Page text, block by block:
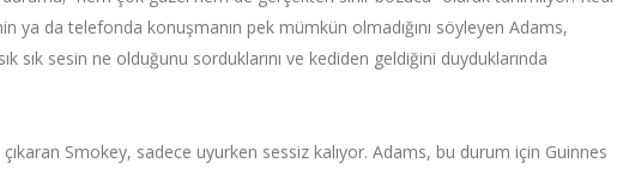
ya da telefonda konuşmanın pek mümkün olmadığını söyleyen Adams,
sık sesin ne olduğunu sorduklarını ve kediden geldiğini duyduklarında
Smokey, sadece uyurken sessiz kalıyor. Adams, bu durum için Guinnes